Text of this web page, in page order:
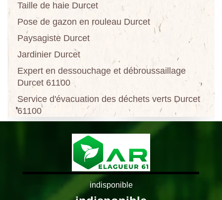
Taille de haie Durcet
Pose de gazon en rouleau Durcet
Paysagiste Durcet
Jardinier Durcet
Expert en dessouchage et débroussaillage
Durcet 61100
Service d'évacuation des déchets verts Durcet
61100
indisponible